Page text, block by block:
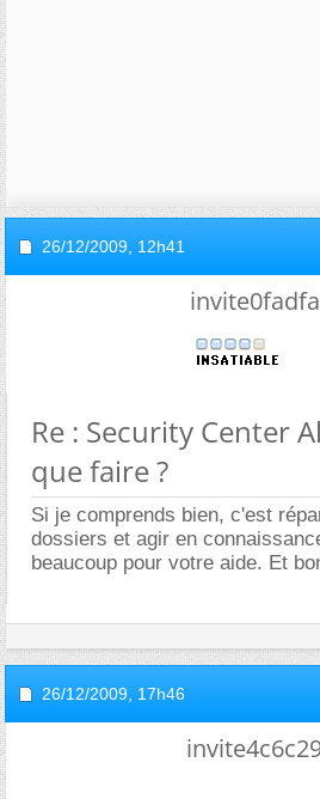
26/12/2009, 12h41
Re : Security Center
que faire ?
Si je comprends bien, c'est
dossiers et agir en
beaucoup pour votre aide. Et
26/12/2009, 17h46